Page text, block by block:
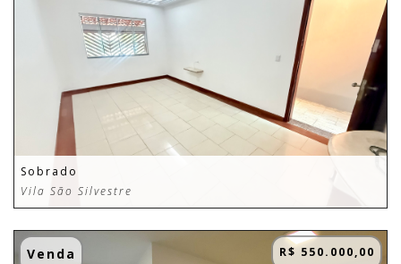
Sobrado
Vila São Silvestre
Venda R$ 550.000,00